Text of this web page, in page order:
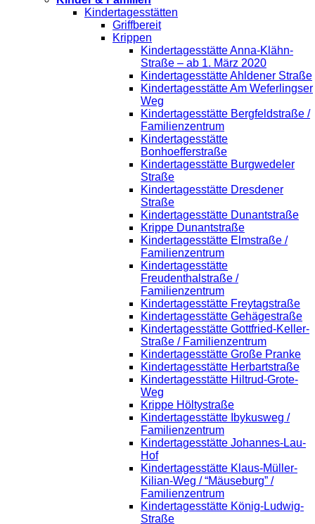
Kindertagesstätten
Griffbereit
Krippen
Kindertagesstätte Anna-Klähn-
Straße – ab 1. März 2020
Kindertagesstätte Ahldener Straße
Kindertagesstätte Am Weferlingser
Weg
Kindertagesstätte Bergfeldstraße /
Familienzentrum
Kindertagesstätte
Bonhoefferstraße
Kindertagesstätte Burgwedeler
Straße
Kindertagesstätte Dresdener
Straße
Kindertagesstätte Dunantstraße
Krippe Dunantstraße
Kindertagesstätte Elmstraße /
Familienzentrum
Kindertagesstätte
Freudenthalstraße /
Familienzentrum
Kindertagesstätte Freytagstraße
Kindertagesstätte Gehägestraße
Kindertagesstätte Gottfried-Keller-
Straße / Familienzentrum
Kindertagesstätte Große Pranke
Kindertagesstätte Herbartstraße
Kindertagesstätte Hiltrud-Grote-
Weg
Krippe Höltystraße
Kindertagesstätte Ibykusweg /
Familienzentrum
Kindertagesstätte Johannes-Lau-
Hof
Kindertagesstätte Klaus-Müller-
Kilian-Weg / “Mäuseburg” /
Familienzentrum
Kindertagesstätte König-Ludwig-
Straße